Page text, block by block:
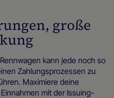
große
kann jede noch so
Zahlungsprozessen zu
Maximiere deine
mit der Issuing-